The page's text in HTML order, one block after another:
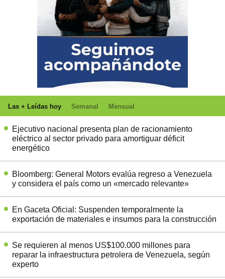
Las + Leídas hoy Semanal Mensual
Ejecutivo nacional presenta plan de racionamiento
eléctrico al sector privado para amortiguar déficit
energético
Bloomberg: General Motors evalúa regreso a Venezuela
y considera el país como un «mercado relevante»
En Gaceta Oficial: Suspenden temporalmente la
exportación de materiales e insumos para la construcción
Se requieren al menos US$100.000 millones para
reparar la infraestructura petrolera de Venezuela, según
experto